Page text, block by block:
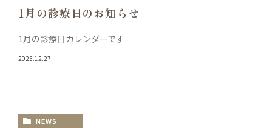
1月の診療日のお知らせ
1月の診療日カレンダーです
2025.12.27
NEWS